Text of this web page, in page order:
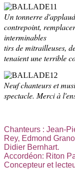
Un tonnerre
contrepoint,
interminables
tirs de mitrailleuses,
tenaient une terrible
Neuf chanteurs et
spectacle. Merci à
Chanteurs : Jean-
Rey, Edmond
Didier Bernhart.
Accordéon: Riton
Concepteur et